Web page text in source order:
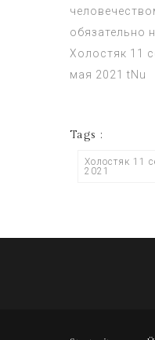
обязательно
Холостяк 11
мая 2021 tNu
Tags :
Холостяк 11
2021